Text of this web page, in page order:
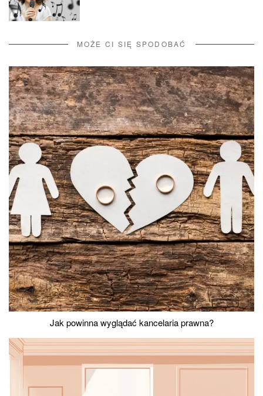
MOŻE CI SIĘ SPODOBAĆ
Jak powinna wyglądać kancelaria prawna?